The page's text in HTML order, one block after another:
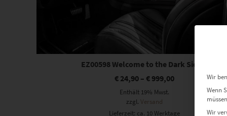
EZ00598 Welcome to the Dark Side II
€ 24,90 –€ 999,00
Enthält 19% Mwst.
zzgl.Versand
Lieferzeit: ca. 10 Werktage
Wir
Wenn
Wir